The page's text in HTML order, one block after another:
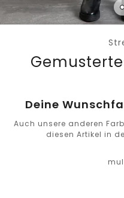
Deine
Auch unsere anderen
diesen Artikel in